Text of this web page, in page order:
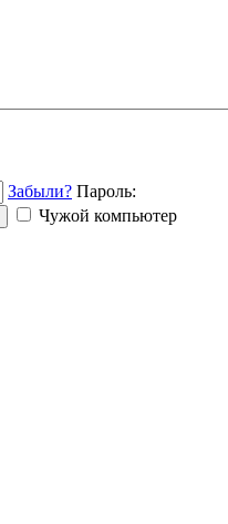
Забыли? Пароль:
Чужой компьютер